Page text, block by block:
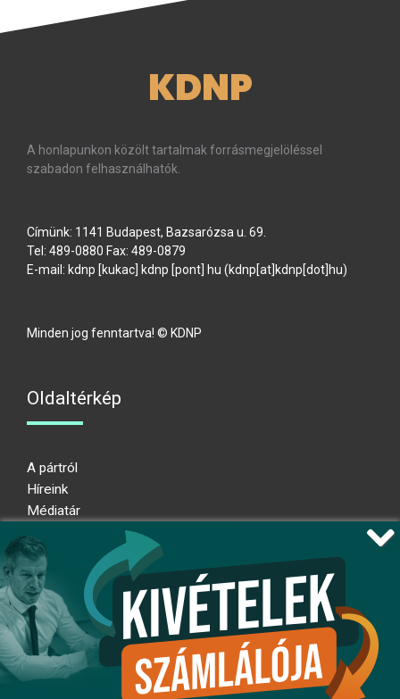
KDNP
A honlapunkon közölt tartalmak forrásmegjelöléssel
szabadon felhasználhatók.
Címünk: 1141 Budapest, Bazsarózsa u. 69.
Tel: 489-0880 Fax: 489-0879
E-mail: kdnp [kukac] kdnp [pont] hu (kdnp[at]kdnp[dot]hu)
Minden jog fenntartva! © KDNP
Oldaltérkép
A pártról
Híreink
Médiatár
Adatkezelési nyilatkozat
Átláthatósági nyilatkozat
Ugrás az oldal tetejére
Kövessen minket!